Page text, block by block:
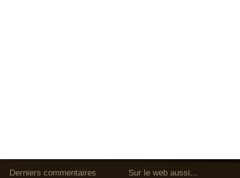
Derniers commentaires Sur le web aussi...